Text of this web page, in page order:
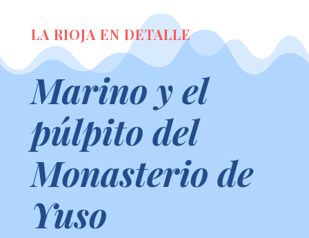
LA RIOJA EN DETALLE
Marino y el
púlpito del
Monasterio de
Yuso